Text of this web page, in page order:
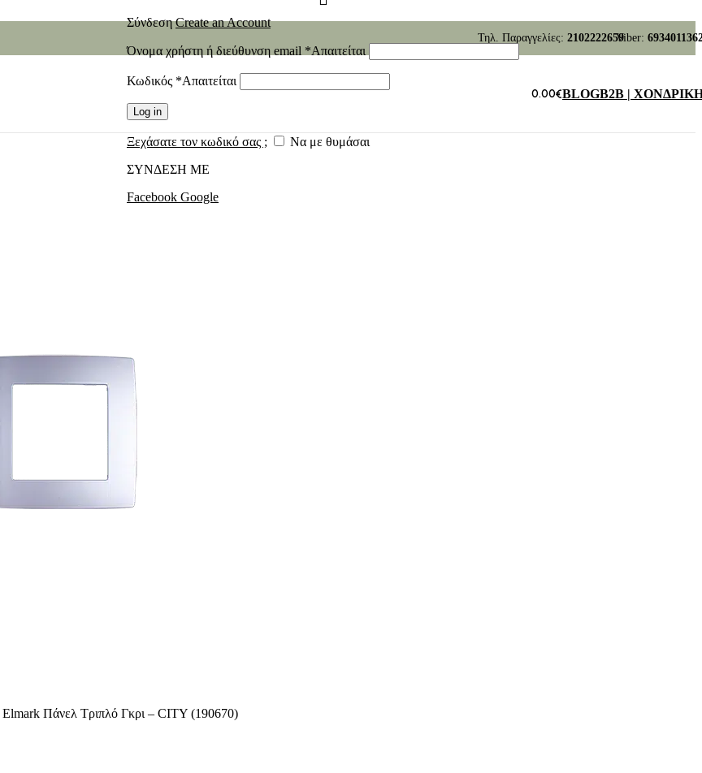
Τηλ. Παραγγελίες: 2102222659Viber:
ΣύνδεσηCreate an Account
Όνομα χρήστη ή διεύθυνση email *Απαιτείται
Κωδικός *Απαιτείται
Log in
Ξεχάσατε τον κωδικό σας ;
Να με θυμάσαι
ΣΥΝΔΕΣΗ ΜΕ
Facebook Google
0.00€BLOGB2B |
Elmark Πάνελ Τριπλό Γκρι – CITY (190670)